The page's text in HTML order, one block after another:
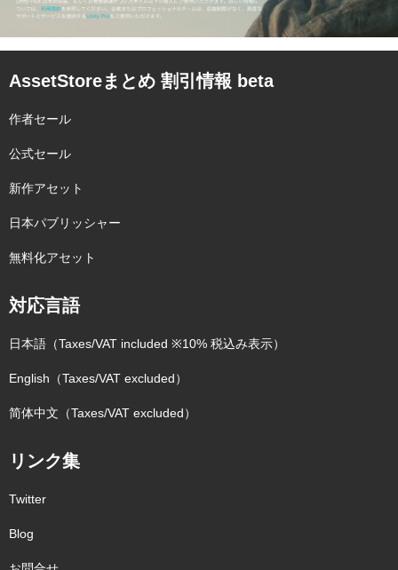
AssetStoreまとめ 割引情報 beta
作者セール
公式セール
新作アセット
日本パブリッシャー
無料化アセット
対応言語
日本語（Taxes/VAT included ※10% 税込み表示）
English（Taxes/VAT excluded）
简体中文（Taxes/VAT excluded）
リンク集
Twitter
Blog